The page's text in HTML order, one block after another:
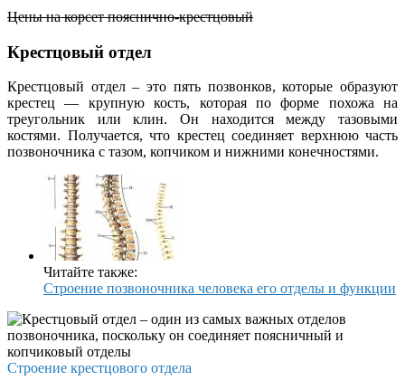
Цены на корсет пояснично-крестцовый
Крестцовый отдел
Крестцовый отдел – это пять позвонков, которые образуют
крестец — крупную кость, которая по форме похожа на
треугольник или клин. Он находится между тазовыми
костями. Получается, что крестец соединяет верхнюю часть
позвоночника с тазом, копчиком и нижними конечностями.
Читайте также:
Строение позвоночника человека его отделы и функции
Строение крестцового отдела